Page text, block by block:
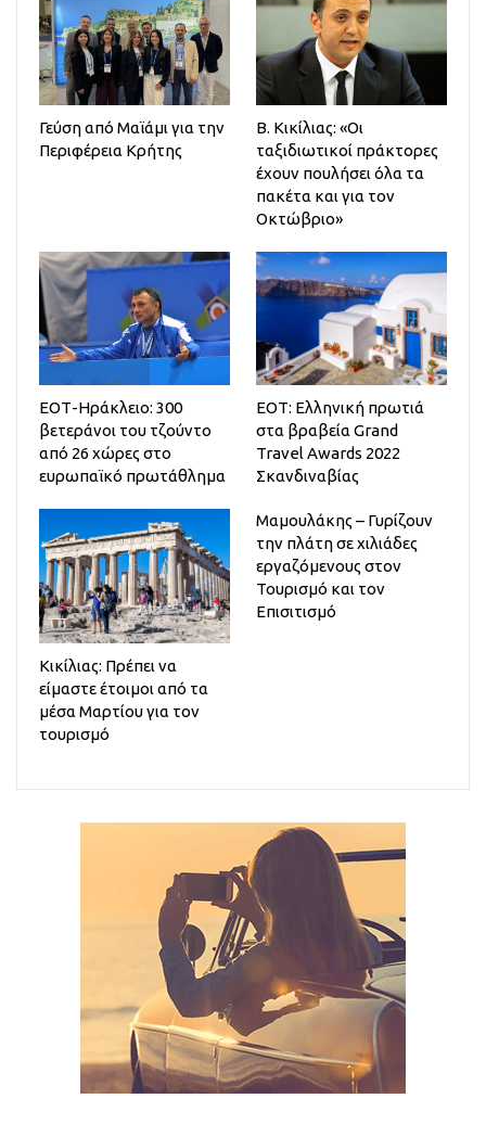
Γεύση από Μαϊάμι για την
Περιφέρεια Κρήτης
Β. Κικίλιας: «Οι
ταξιδιωτικοί πράκτορες
έχουν πουλήσει όλα τα
πακέτα και για τον
Οκτώβριο»
ΕΟΤ-Ηράκλειο: 300
βετεράνοι του τζούντο
από 26 χώρες στο
ευρωπαϊκό πρωτάθλημα
ΕΟΤ: Ελληνική πρωτιά
στα βραβεία Grand
Travel Awards 2022
Σκανδιναβίας
Κικίλιας: Πρέπει να
είμαστε έτοιμοι από τα
μέσα Μαρτίου για τον
τουρισμό
Μαμουλάκης – Γυρίζουν
την πλάτη σε χιλιάδες
εργαζόμενους στον
Τουρισμό και τον
Επισιτισμό